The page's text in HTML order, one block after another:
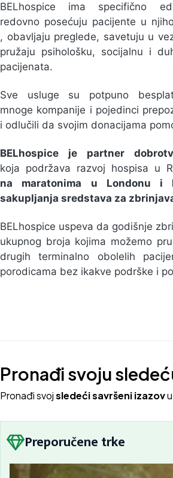
BELhospice ima specifično
redovno posećuju pacijente u
, obavljaju preglede, savetuju u
pružaju psihološku, socijalnu i
pacijenata.
Sve usluge su potpuno
mnoge kompanije i pojedinci
i odlučili da svojim donacijama
BELhospice je partner
koja podržava razvoj hospisa u
na maratonima u Londonu i
sakupljanja sredstava za
BELhospice uspeva da godišnje
ukupnog broja kojima možemo
drugih terminalno obolelih
porodicama bez ikakve podrške i
Pronađi svoju
Pronađi svojsledeći savršeni izazov
Preporučene trke